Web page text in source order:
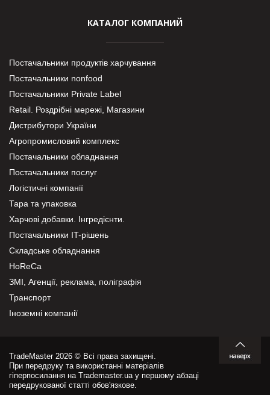
КАТАЛОГ КОМПАНИЙ
Постачальники продуктів харчування
Постачальники nonfood
Постачальники Private Label
Retail. Роздрібні мережі, Магазини
Дистрибутори України
Агропромисловий комплекс
Постачальники обладнання
Постачальники послуг
Логістичні компанії
Тара та упаковка
Харчові добавки. Інгредієнти.
Постачальники IT-рішень
Складське обладнання
HoReCa
ЗМІ, Агенції, реклама, поліграфія
Транспорт
Іноземні компанії
TradeMaster 2026 © Всі права захищені.
При передруку та використанні матеріалів
гіперпосилання на Trademaster.ua у першому абзаці
передрукованої статті обов'язкове.